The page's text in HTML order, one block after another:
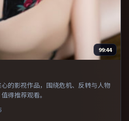
99:44
的影视作品，围绕危机、反转与人物
得推荐观看。